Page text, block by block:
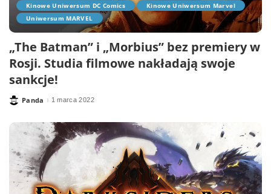
Kinowe Uniwersum DC Comics
Kinowe Uniwersum Marvel
Uniwersum MARVEL
„The Batman” i „Morbius” bez premiery w
Rosji. Studia filmowe nakładają swoje
sankcje!
PostedPanda 1 marca 2022